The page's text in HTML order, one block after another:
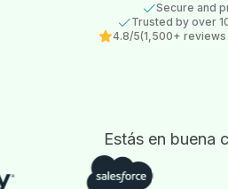
Secure and
Trusted by over
4.8/5(1,500+
Estás en buena